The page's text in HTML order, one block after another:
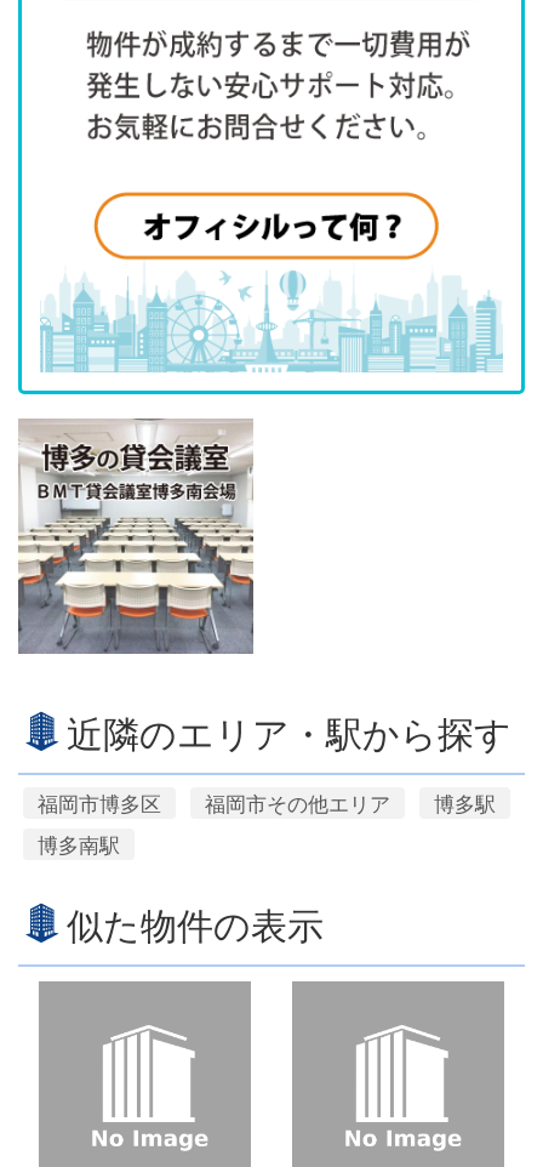
近隣のエリア・駅から探す
福岡市博多区 福岡市その他エリア
博多駅
博多南駅
似た物件の表示